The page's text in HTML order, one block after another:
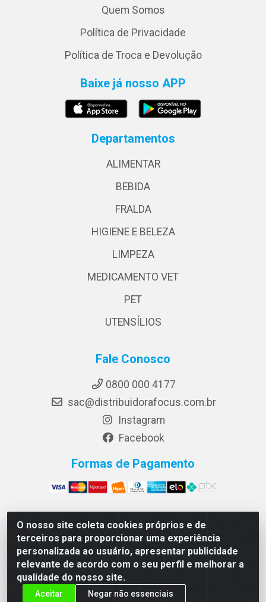
O nosso site coleta cookies próprios e de
terceiros para proporcionar uma experiência
personalizada ao usuário, apresentar publicidade
relevante de acordo com o seu perfil e melhorar a
qualidade do nosso site.
Aceitar Negar não essenciais
Quem Somos
Política de Privacidade
Política de Troca e Devolução
Baixe já nosso APP
Departamentos
ALIMENTAR
BEBIDA
FRALDA
HIGIENE E BELEZA
LIMPEZA
MEDICAMENTO VET
PET
UTENSÍLIOS
Fale Conosco
0800 000 4177
sac@distribuidorafocus.com.br
Instagram
Facebook
Formas de Pagamento
Focus Distribuidora LTDA - Rua Republica Eslovaca, 1121
- Muribeca, Jaboatão dos Guararapes/PE - CEP 54350-
195 - CNPJ 10.960.053/0001-08